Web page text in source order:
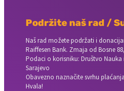
Podržite naš rad /
Naš rad možete podržati i
Raiffesen Bank. Zmaja od Bosne
Podaci o korisniku: Društvo Nauka
Sarajevo
Obavezno naznačite svrhu
Hvala!